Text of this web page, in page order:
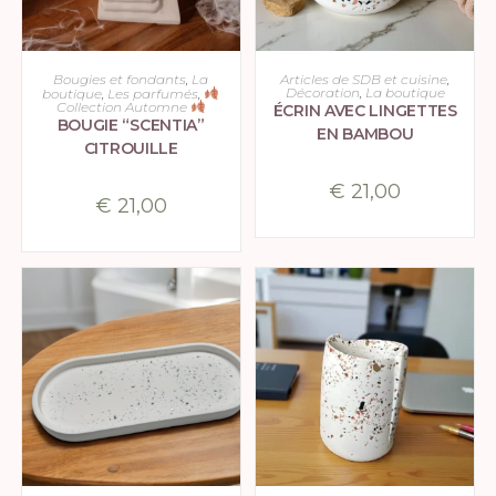
CHOIX DES OPTIONS
Bougies et fondants La
boutique Les parfumés
Collection Automne
BOUGIE “SCENTIA”
CITROUILLE
€ 21,00
CHOIX DES OPTIONS
Articles de SDB et cuisine
Décoration La boutique
ÉCRIN AVEC LINGETTES
EN BAMBOU
€ 21,00